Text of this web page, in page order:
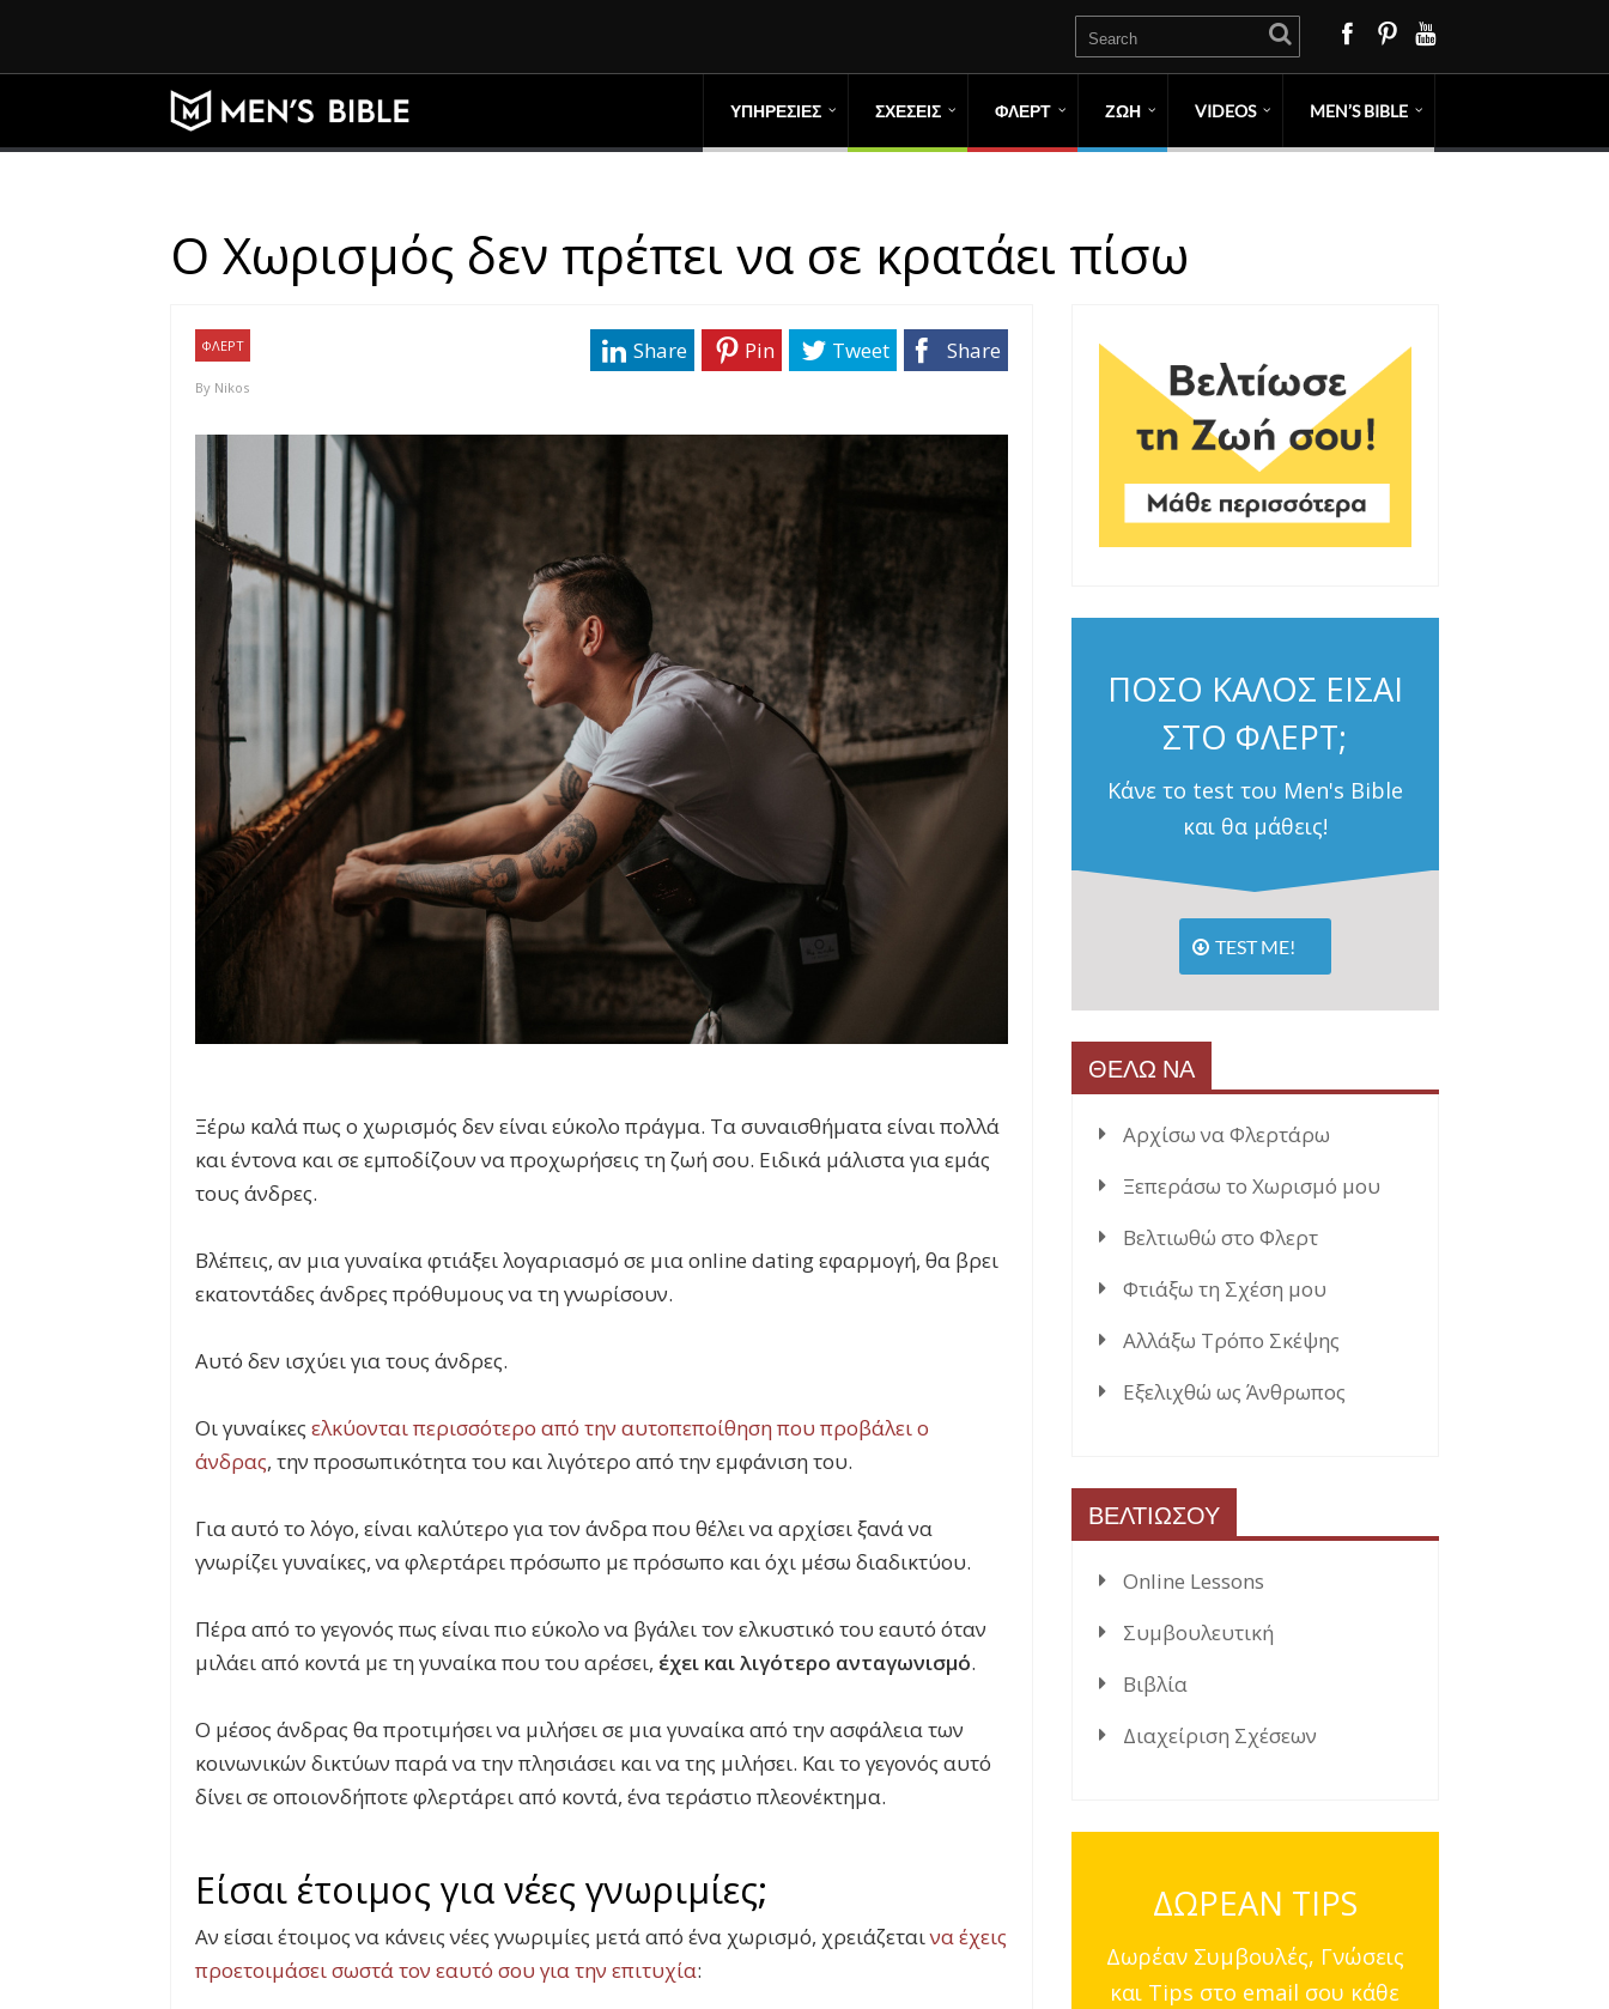
ΥΠΗΡΕΣΙΕΣ ΣΧΕΣΕΙΣ ΦΛΕΡΤ ΖΩΗ VIDEOS MEN’S BIBLE
Ο Χωρισμός δεν πρέπει να σε κρατάει πίσω
ΦΛΕΡΤ
By Nikos
Share
Tweet
Pin
Share
Ξέρω καλά πως ο χωρισμός δεν είναι εύκολο πράγμα. Τα συναισθήματα είναι πολλά
και έντονα και σε εμποδίζουν να προχωρήσεις τη ζωή σου. Ειδικά μάλιστα για εμάς
τους άνδρες.
Βλέπεις, αν μια γυναίκα φτιάξει λογαριασμό σε μια online dating εφαρμογή, θα βρει
εκατοντάδες άνδρες πρόθυμους να τη γνωρίσουν.
Αυτό δεν ισχύει για τους άνδρες.
Οι γυναίκες ελκύονται περισσότερο από την αυτοπεποίθηση που προβάλει ο
άνδρας, την προσωπικότητα του και λιγότερο από την εμφάνιση του.
Για αυτό το λόγο, είναι καλύτερο για τον άνδρα που θέλει να αρχίσει ξανά να
γνωρίζει γυναίκες, να φλερτάρει πρόσωπο με πρόσωπο και όχι μέσω διαδικτύου.
Πέρα από το γεγονός πως είναι πιο εύκολο να βγάλει τον ελκυστικό του εαυτό όταν
μιλάει από κοντά με τη γυναίκα που του αρέσει, έχει και λιγότερο ανταγωνισμό.
Ο μέσος άνδρας θα προτιμήσει να μιλήσει σε μια γυναίκα από την ασφάλεια των
κοινωνικών δικτύων παρά να την πλησιάσει και να της μιλήσει. Και το γεγονός αυτό
δίνει σε οποιονδήποτε φλερτάρει από κοντά, ένα τεράστιο πλεονέκτημα.
Είσαι έτοιμος για νέες γνωριμίες;
Αν είσαι έτοιμος να κάνεις νέες γνωριμίες μετά από ένα χωρισμό, χρειάζεταινα έχεις
προετοιμάσει σωστά τον εαυτό σου για την επιτυχία:
ΠΟΣΟ ΚΑΛΟΣ ΕΙΣΑΙ
ΣΤΟ ΦΛΕΡΤ;
Κάνε το test του Men's Bible
και θα μάθεις!
TEST ME!
ΘΕΛΩ ΝΑ
Αρχίσω να Φλερτάρω
Ξεπεράσω το Χωρισμό μου
Βελτιωθώ στο Φλερτ
Φτιάξω τη Σχέση μου
Αλλάξω Τρόπο Σκέψης
Εξελιχθώ ως Άνθρωπος
ΒΕΛΤΙΩΣΟΥ
Online Lessons
Συμβουλευτική
Βιβλία
Διαχείριση Σχέσεων
ΔΩΡΕΑΝ TIPS
Δωρέαν Συμβουλές, Γνώσεις
και Tips στο email σου κάθε